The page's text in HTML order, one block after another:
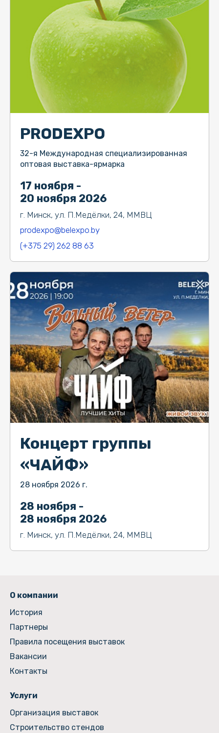
17 ноября -
20 ноября 2026
г. Минск, ул. П.Медёлки, 24, ММВЦ
prodexpo@belexpo.by
(+375 29) 262 88 63
PRODEXPO
32-я Международная специализированная
оптовая выставка-ярмарка
28 ноября -
28 ноября 2026
г. Минск, ул. П.Медёлки, 24, ММВЦ
Концерт группы
«ЧАЙФ»
28 ноября 2026 г.
О компании
История
Партнеры
Правила посещения выставок
Вакансии
Контакты
Услуги
Организация выставок
Строительство стендов